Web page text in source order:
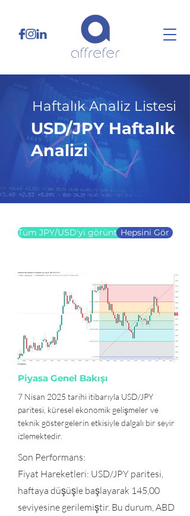
Haftalık Analiz Listesi
USD/JPY Haftalık
Analizi
07.04.25
Tüm JPY/USD'yi görüntüleHepsini Gör
Piyasa Genel Bakışı
7 Nisan 2025 tarihi itibarıyla USD/JPY
paritesi, küresel ekonomik gelişmeler ve
teknik göstergelerin etkisiyle dalgalı bir seyir
izlemektedir.
Son Performans:
Fiyat Hareketleri: USD/JPY paritesi,
haftaya düşüşle başlayarak 145,00
seviyesine gerilemiştir. Bu durum, ABD